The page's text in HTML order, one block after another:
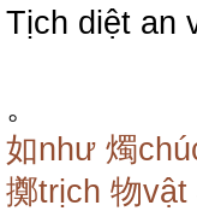
Tịch diệt an
。
如như 燭
擲trịch 物vật